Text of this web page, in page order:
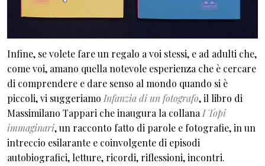
Infine, se volete fare un regalo a voi stessi, e ad adulti che,
come voi, amano quella notevole esperienza che è cercare
di comprendere e dare senso al mondo quando si è
piccoli, vi suggeriamo Infanzia di un fotografo, il libro di
Massimilano Tappari che inaugura la collana I Topi
immaginari, un racconto fatto di parole e fotografie, in un
intreccio esilarante e coinvolgente di episodi
autobiografici, letture, ricordi, riflessioni, incontri.